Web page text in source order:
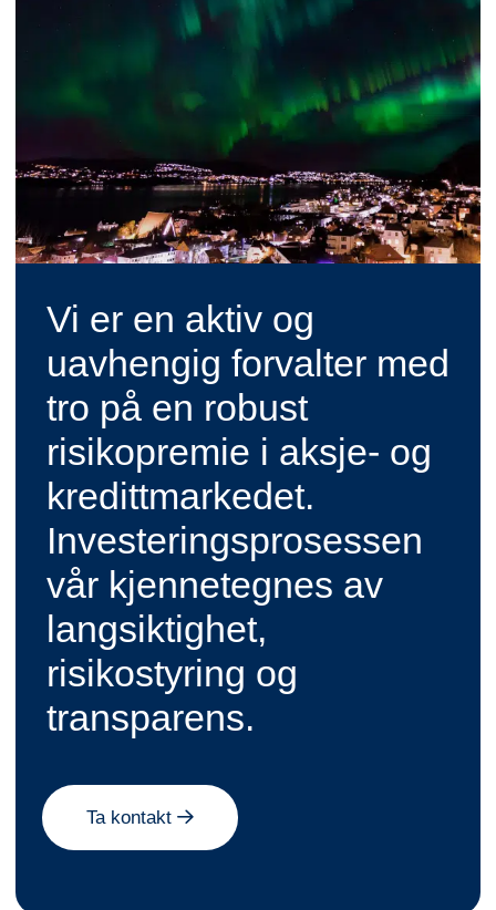
Vi er en aktiv og
uavhengig forvalter med
tro på en robust
risikopremie i aksje- og
kredittmarkedet.
Investeringsprosessen
vår kjennetegnes av
langsiktighet,
risikostyring og
transparens.
Ta kontakt